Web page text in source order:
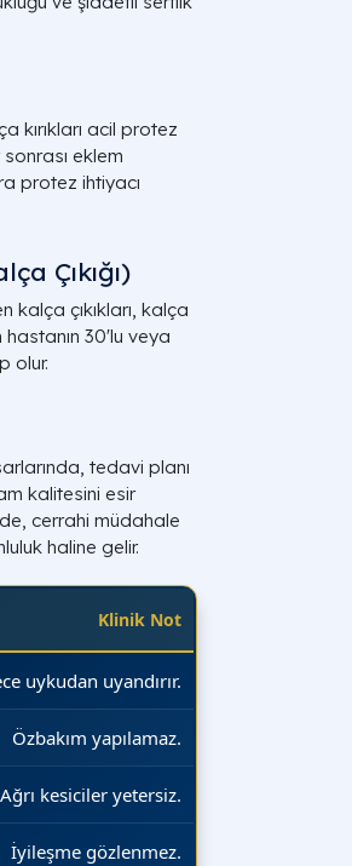
kırıkları acil protez
eklem
protez ihtiyacı
Çıkığı)
çıkıkları, kalça
hastanın 30'lu veya
olur.
tedavi planı
kalitesini esir
cerrahi müdahale
haline gelir.
Klinik Not
uykudan uyandırır.
Özbakım yapılamaz.
Ağrı kesiciler yetersiz.
İyileşme gözlenmez.